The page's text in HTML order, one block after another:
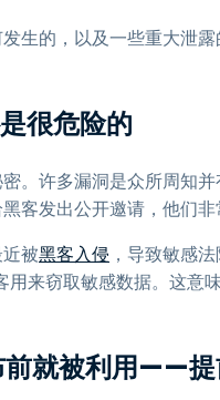
生的，以及一些重大泄
很危险的
。许多漏洞是众所周知
客发出公开邀请，他们非
被黑客入侵 ，导致敏感
用来窃取敏感数据。这
前就被利用——